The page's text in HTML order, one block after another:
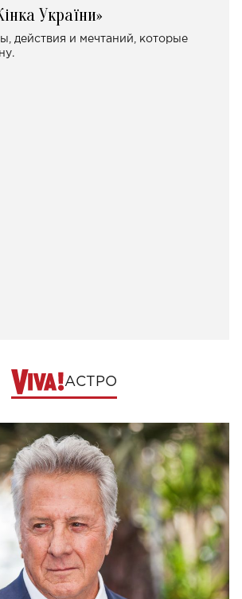
України»
действия и мечтаний, которые
АСТРО